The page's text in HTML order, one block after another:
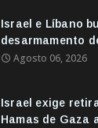
Israel e Líbano
desarmamento
Agosto 06, 2026
Israel exige
Hamas de Gaza